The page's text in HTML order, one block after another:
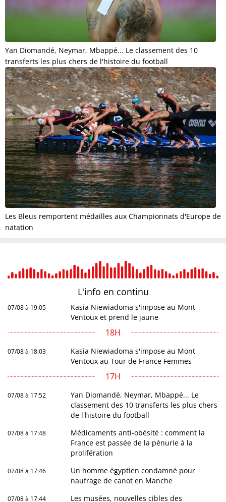
Yan Diomandé, Neymar, Mbappé... Le classement des 10
transferts les plus chers de l'histoire du football
Les Bleus remportent médailles aux Championnats d'Europe de
natation
L'info en continu
07/08 à 19:05
Kasia Niewiadoma s'impose au Mont
Ventoux et prend le jaune
18H
07/08 à 18:03
Kasia Niewiadoma s'impose au Mont
Ventoux au Tour de France Femmes
17H
07/08 à 17:52
Yan Diomandé, Neymar, Mbappé... Le
classement des 10 transferts les plus chers
de l'histoire du football
07/08 à 17:48
Médicaments anti-obésité : comment la
France est passée de la pénurie à la
prolifération
07/08 à 17:46
Un homme égyptien condamné pour
naufrage de canot en Manche
07/08 à 17:44
Les musées, nouvelles cibles des